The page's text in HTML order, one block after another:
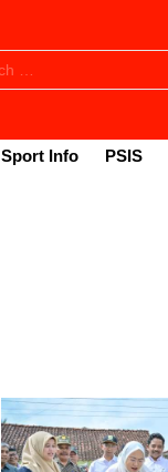
Sport Info PSIS